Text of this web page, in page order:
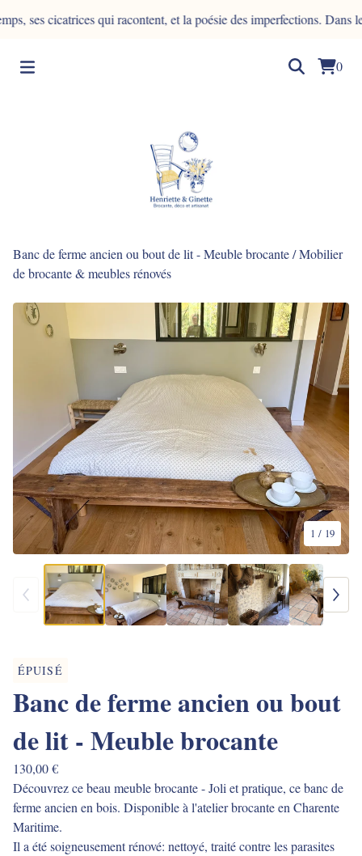
cicatrices qui racontent, et la poésie des imperfections. Dans
0
Banc de ferme ancien ou bout de lit - Meuble brocante/Mobilier
de brocante & meubles rénovés
1 / 19
ÉPUISÉ
Banc de ferme ancien ou bout
de lit - Meuble brocante
130,00€
Découvrez ce beau meuble brocante - Joli et pratique, ce banc de
ferme ancien en bois. Disponible à l'atelier brocante en Charente
Maritime.
Il a été soigneusement rénové: nettoyé, traité contre les parasites